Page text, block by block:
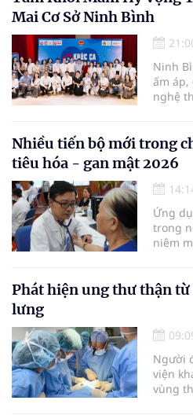
tuần
phẫu
Mai Cơ Sở Ninh Bình
Ninh
ấm áp,
nghệ
điểm
viện
Nhiều tiến bộ mới trong
tiêu hóa - gan mật 2026
Ứng
trong
niêm
là
báo
tiêu
ngày
quốc
Phát hiện ung thư thận
lưng
Người
viện
vùng